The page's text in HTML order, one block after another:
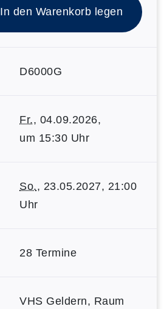
In den Warenkorb legen
D6000G
Fr., 04.09.2026,
um 15:30 Uhr
So., 23.05.2027, 21:00
Uhr
28 Termine
VHS Geldern, Raum